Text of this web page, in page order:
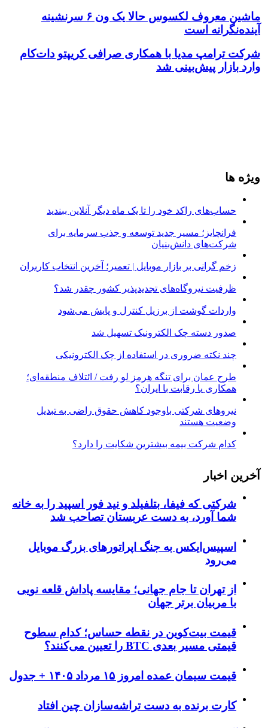
ماشین معروف لکسوس حالا یک ون ۶ سرنشینه
آینده‌نگرانه است
شرکت ترامپ مدیا با همکاری صرافی کریپتو‌ دات‌کام
وارد بازار پیش‌بینی شد
ویژه ها
حساب‌های راکد خود را تا یک ماه دیگر آنلاین ببندید
فرانچایز؛ مسیر جدید توسعه و جذب سرمایه برای
شرکت‌های دانش‌بنیان
زخم گرانی بر بازار موبایل | تعمیر؛ آخرین انتخاب کاربران
ظرفیت نیروگاه‌های تجدیدپذیر کشور چقدر شد؟
واردات گوشت از برزیل کنترل و پایش می‌شود
صدور دسته چک الکترونیک تسهیل شد
چند نکته ضروری در استفاده از چک الکترونیکی
طرح عمان برای تنگه هرمز لو رفت / ائتلاف منطقه‌ای؛
همکاری یا رقابت با ایران؟
نیروهای شرکتی باوجود کاهش حقوق راضی به تبدیل
وضعیت هستند
کدام شرکت بیمه بیشترین شکایت را دارد؟
آخرین اخبار
شرکتی که فیفا، بتلفیلد و نید فور اسپید را به خانه
شما آورد، به دست عربستان تصاحب شد
اسپیس‌ایکس به جنگ اپراتورهای بزرگ موبایل
می‌رود
از تهران تا جام جهانی؛ مقایسه پاداش قلعه نویی
با مربیان برتر جهان
قیمت بیت‌کوین در نقطه حساس؛ کدام سطوح
قیمتی مسیر بعدی BTC را تعیین می‌کنند؟
قیمت سیمان عمده امروز ۱۵ مرداد ۱۴۰۵ + جدول
کارت برنده به دست تراشه‌سازان چین افتاد